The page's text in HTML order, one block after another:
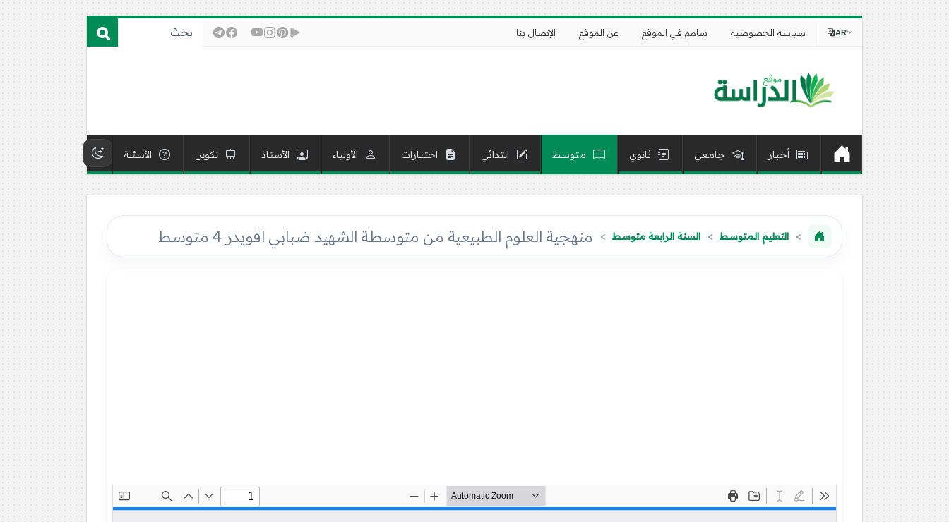
سياسة الخصوصية ساهم في الموقع عن الموقع الإتصال بنا AR
أخبار جامعي ثانوي متوسط ابتدائي اختبارات الأولياء الأستاذ تكوين الأسئلة
التعليم المتوسط السنة الرابعة متوسط منهجية العلوم الطبيعية من متوسطة الشهيد ضبابي اقويدر 4 متوسط